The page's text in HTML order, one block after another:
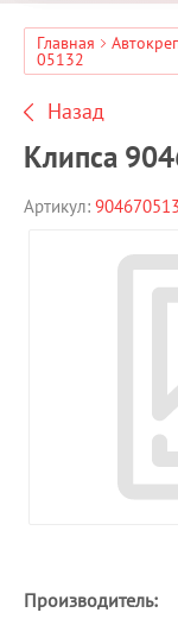
Главная
05132
Назад
Клипса
Артикул:
Производитель: